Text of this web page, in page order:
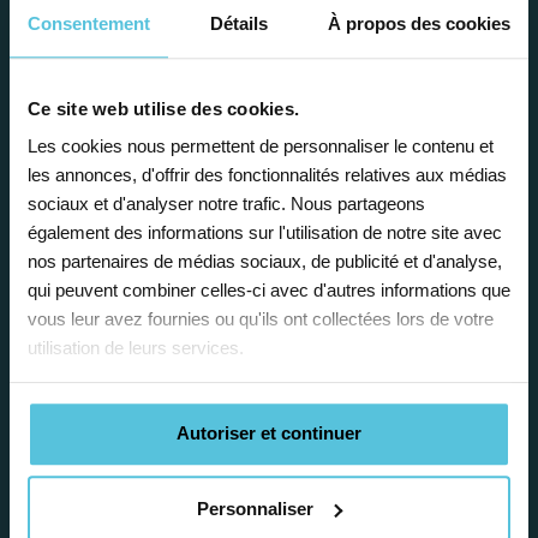
Consentement Détails À propos des cookies
Ce site web utilise des cookies.
Les cookies nous permettent de personnaliser le contenu et
les annonces, d'offrir des fonctionnalités relatives aux médias
sociaux et d'analyser notre trafic. Nous partageons
également des informations sur l'utilisation de notre site avec
nos partenaires de médias sociaux, de publicité et d'analyse,
qui peuvent combiner celles-ci avec d'autres informations que
vous leur avez fournies ou qu'ils ont collectées lors de votre
utilisation de leurs services.
Autoriser et continuer
Personnaliser
Enseignez près de chez vous, selon
vos horaires
Afin de garantir le meilleur
accompagnement, nous organisons votre
emploi du temps en fonction de votre profil,
vos disponibilités et votre flexibilité.